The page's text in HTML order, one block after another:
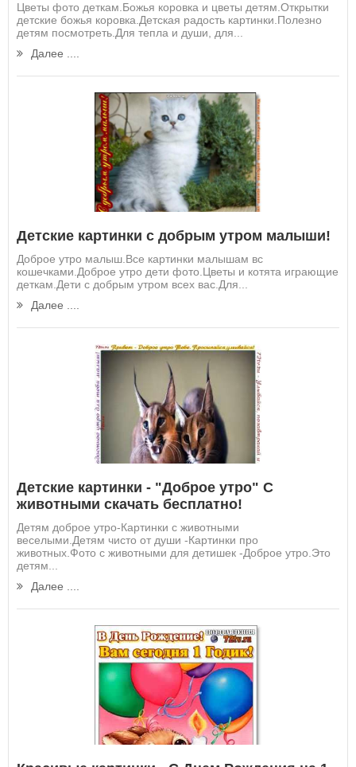
Цветы фото деткам.Божья коровка и цветы детям.Открытки
детские божья коровка.Детская радость картинки.Полезно
детям посмотреть.Для тепла и души, для...
Далее ....
Детские картинки с добрым утром малыши!
Доброе утро малыш.Все картинки малышам вс
кошечками.Доброе утро дети фото.Цветы и котята играющие
деткам.Дети с добрым утром всех вас.Для...
Далее ....
Детские картинки - "Доброе утро" С
животными скачать бесплатно!
Детям доброе утро-Картинки с животными
веселыми.Детям чисто от души -Картинки про
животных.Фото с животными для детишек -Доброе утро.Это
детям...
Далее ....